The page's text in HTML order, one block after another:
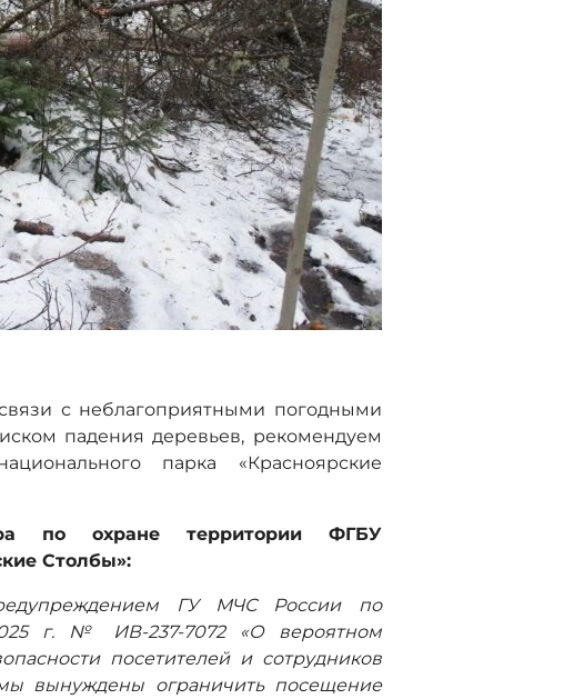
с неблагоприятными погодными
падения деревьев, рекомендуем
парка «Красноярские
по охране территории ФГБУ
Столбы»:
ГУ МЧС России по
г. № ИВ-237-7072 «О вероятном
посетителей и сотрудников
вынуждены ограничить посещение